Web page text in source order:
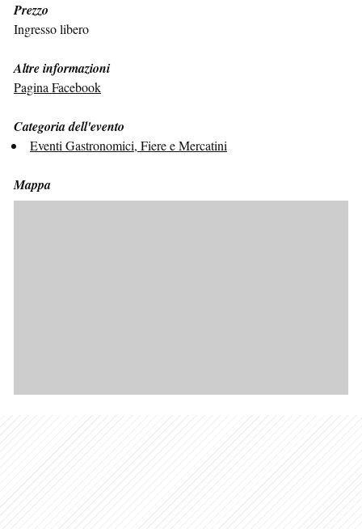
Prezzo
Ingresso libero
Altre informazioni
Pagina Facebook
Categoria dell'evento
Eventi Gastronomici, Fiere e Mercatini
Mappa